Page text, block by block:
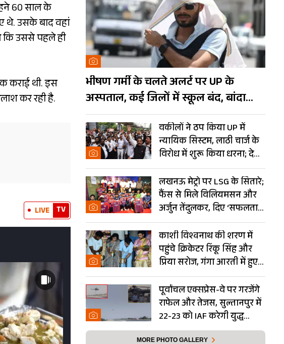
60 साल के
थे. उसके बाद वहां
कि उससे पहले ही
कराई थी. इस
कर रही है.
LIVE TV
भीषण गर्मी के चलते अलर्ट पर UP के
अस्पताल, कई जिलों में स्कूल बंद, बांदा
दुनिया का तीसरा सबसे गर्म शहर
वकीलों ने ठप किया UP में
न्यायिक सिस्टम, लाठी चार्ज के
विरोध में शुरू किया धरना; देखें
Photos
लखनऊ मेट्रो पर LSG के सितारे;
फैंस से मिले विलियमसन और
अर्जुन तेंदुलकर, दिए ‘सफलता
के मंत्र’- PHOTOS
काशी विश्वनाथ की शरण में
पहुंचे क्रिकेटर रिंकू सिंह और
प्रिया सरोज, गंगा आरती में हुए
शामिल- Photos
पूर्वांचल एक्सप्रेस-वे पर गरजेंगे
राफेल और तेजस, सुल्तानपुर में
22-23 को IAF करेगी युद्ध
अभ्यास
MORE PHOTO GALLERY